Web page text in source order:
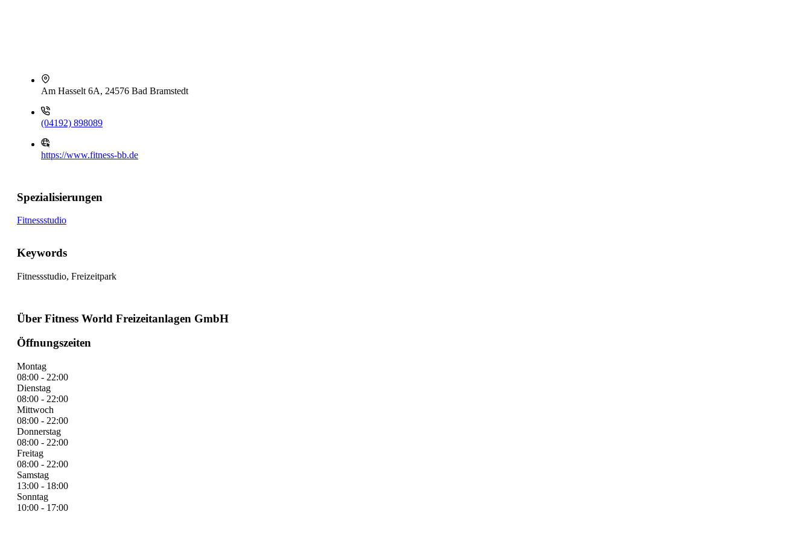
Am Hasselt 6A, 24576 Bad Bramstedt
(04192) 898089
https://www.fitness-bb.de
Spezialisierungen
Fitnessstudio
Keywords
Fitnessstudio, Freizeitpark
Über Fitness World Freizeitanlagen GmbH
Öffnungszeiten
Montag
08:00 - 22:00
Dienstag
08:00 - 22:00
Mittwoch
08:00 - 22:00
Donnerstag
08:00 - 22:00
Freitag
08:00 - 22:00
Samstag
13:00 - 18:00
Sonntag
10:00 - 17:00